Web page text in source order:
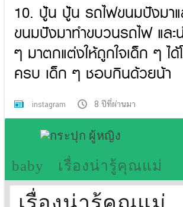
10. ปู้น ปู้น รถไฟขนมปังมา
ขนมปังมาทำขบวนรถไฟ และ
ๆ มาตกแต่งให้ถูกใจเด็ก ๆ ได้
ครบ เด็ก ๆ ชอบกินด้วยน้า
instagram 8 ปีที่ผ่านมา